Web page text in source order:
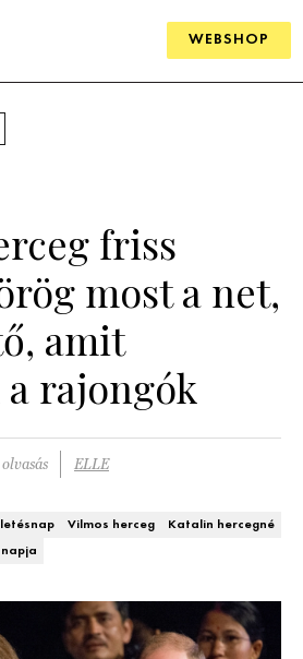
WEBSHOP
friss
most a net,
amit
rajongók
ELLE
Vilmos herceg
Katalin hercegné